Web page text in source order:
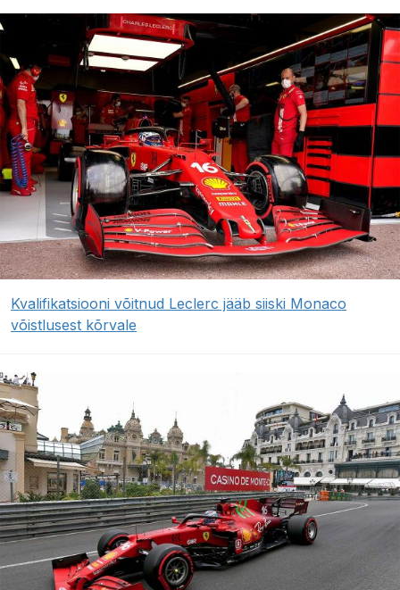
Kvalifikatsiooni võitnud Leclerc jääb siiski Monaco
võistlusest kõrvale